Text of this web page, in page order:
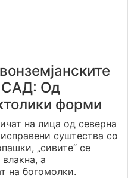
САД: Од
форми
на лица од северна
суштества со
„сивите“ се
а
на богомолки.